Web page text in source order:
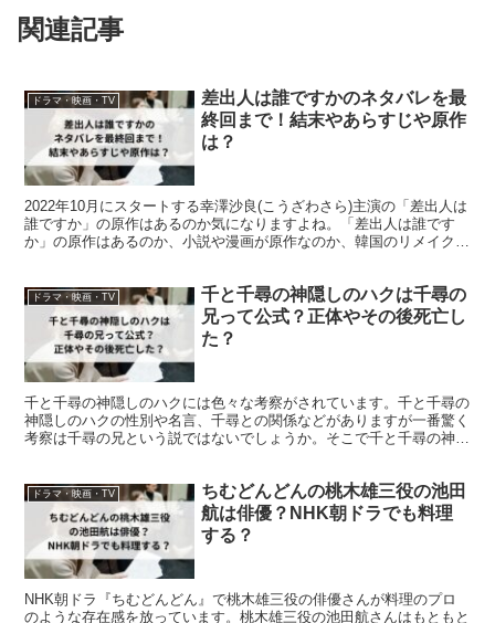
関連記事
ドラマ・映画・TV
差出人は誰ですかのネタバレを最
終回まで！結末やあらすじや原作
は？
2022年10月にスタートする幸澤沙良(こうざわさら)主演の「差出人は
誰ですか」の原作はあるのか気になりますよね。「差出人は誰です
か」の原作はあるのか、小説や漫画が原作なのか、韓国のリメイクな
ドラマ・映画・TV
千と千尋の神隠しのハクは千尋の
兄って公式？正体やその後死亡し
た？
千と千尋の神隠しのハクには色々な考察がされています。千と千尋の
神隠しのハクの性別や名言、千尋との関係などがありますが一番驚く
考察は千尋の兄という説ではないでしょうか。そこで千と千尋の神隠
ドラマ・映画・TV
ちむどんどんの桃木雄三役の池田
航は俳優？NHK朝ドラでも料理
する？
NHK朝ドラ『ちむどんどん』で桃木雄三役の俳優さんが料理のプロ
のような存在感を放っています。桃木雄三役の池田航さんはもともと